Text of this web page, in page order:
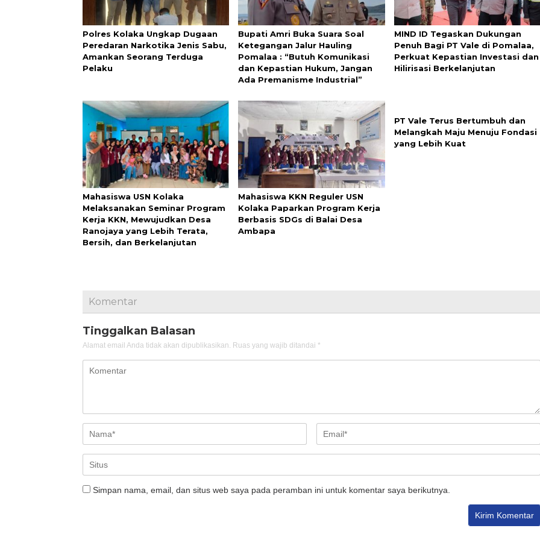
Polres Kolaka Ungkap Dugaan
Peredaran Narkotika Jenis Sabu,
Amankan Seorang Terduga
Pelaku
Bupati Amri Buka Suara Soal
Ketegangan Jalur Hauling
Pomalaa : “Butuh Komunikasi
dan Kepastian Hukum, Jangan
Ada Premanisme Industrial”
MIND ID Tegaskan Dukungan
Penuh Bagi PT Vale di Pomalaa,
Perkuat Kepastian Investasi dan
Hilirisasi Berkelanjutan
Mahasiswa USN Kolaka
Melaksanakan Seminar Program
Kerja KKN, Mewujudkan Desa
Ranojaya yang Lebih Terata,
Bersih, dan Berkelanjutan
Mahasiswa KKN Reguler USN
Kolaka Paparkan Program Kerja
Berbasis SDGs di Balai Desa
Ambapa
PT Vale Terus Bertumbuh dan
Melangkah Maju Menuju Fondasi
yang Lebih Kuat
Komentar
Tinggalkan Balasan
Alamat email Anda tidak akan dipublikasikan. Ruas yang wajib ditandai *
Simpan nama, email, dan situs web saya pada peramban ini untuk komentar saya berikutnya.